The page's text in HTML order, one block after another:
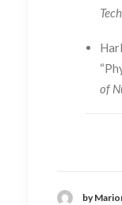
of
by